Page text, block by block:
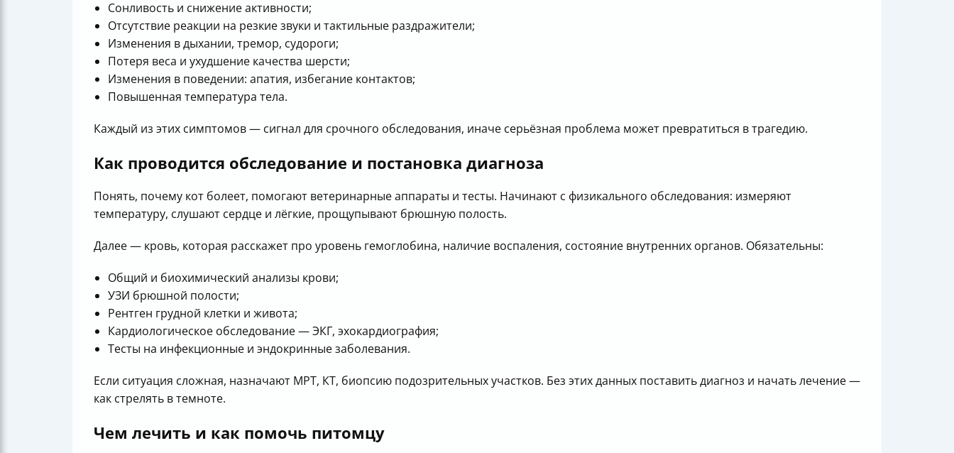
Сонливость и снижение активности;
Отсутствие реакции на резкие звуки и тактильные раздражители;
Изменения в дыхании, тремор, судороги;
Потеря веса и ухудшение качества шерсти;
Изменения в поведении: апатия, избегание контактов;
Повышенная температура тела.
Каждый из этих симптомов — сигнал для срочного обследования, иначе серьёзная проблема может превратиться в трагедию.
Как проводится обследование и постановка диагноза
Понять, почему кот болеет, помогают ветеринарные аппараты и тесты. Начинают с физикального обследования: измеряют
температуру, слушают сердце и лёгкие, прощупывают брюшную полость.
Далее — кровь, которая расскажет про уровень гемоглобина, наличие воспаления, состояние внутренних органов. Обязательны:
Общий и биохимический анализы крови;
УЗИ брюшной полости;
Рентген грудной клетки и живота;
Кардиологическое обследование — ЭКГ, эхокардиография;
Тесты на инфекционные и эндокринные заболевания.
Если ситуация сложная, назначают МРТ, КТ, биопсию подозрительных участков. Без этих данных поставить диагноз и начать лечение —
как стрелять в темноте.
Чем лечить и как помочь питомцу